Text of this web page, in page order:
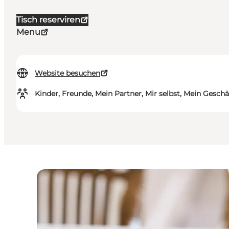
Tisch reserviren
Menu
Website besuchen
Kinder, Freunde, Mein Partner, Mir selbst, Mein